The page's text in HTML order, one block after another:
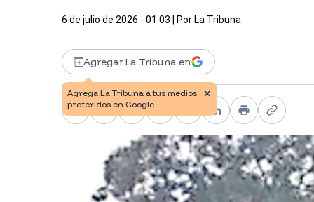
6 de julio de 2026 - 01:03 | Por La Tribuna
Agregar La Tribuna en
Facebook
X TelegramWhatsApp
PinterestLinkedIn
PrintCopy